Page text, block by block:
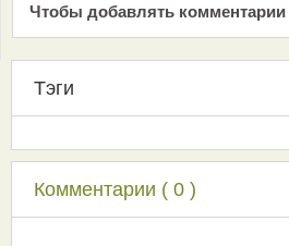
Чтобы добавлять комментарии
Тэги
Комментарии ( 0 )